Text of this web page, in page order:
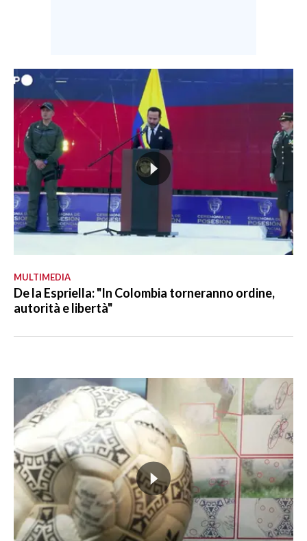
MULTIMEDIA
De la Espriella: "In Colombia torneranno ordine,
autorità e libertà"